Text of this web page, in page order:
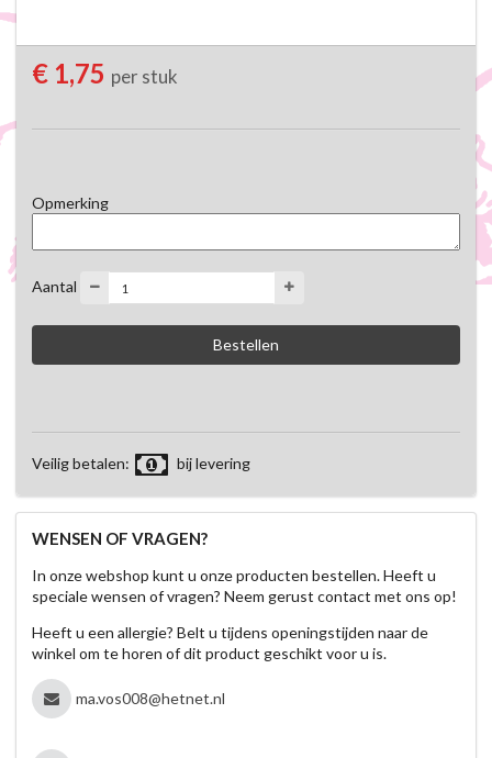
€ 1,75 per stuk
Opmerking
Aantal
Veilig betalen: bij levering
WENSEN OF VRAGEN?
In onze webshop kunt u onze producten bestellen. Heeft u
speciale wensen of vragen? Neem gerust contact met ons op!
Heeft u een allergie? Belt u tijdens openingstijden naar de
winkel om te horen of dit product geschikt voor u is.
ma.vos008@hetnet.nl